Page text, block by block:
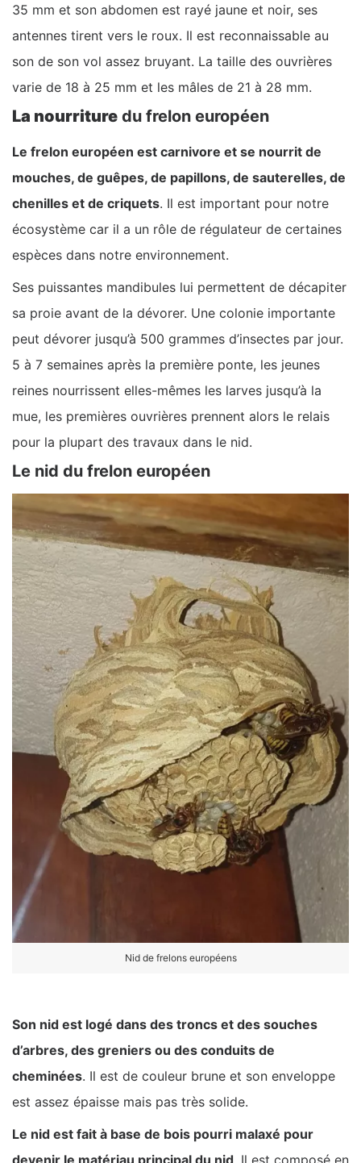
35 mm et son abdomen est rayé jaune et noir, ses
antennes tirent vers le roux. Il est reconnaissable au
son de son vol assez bruyant. La taille des ouvrières
varie de 18 à 25 mm et les mâles de 21 à 28 mm.
La nourriture du frelon européen
Le frelon européen est carnivore et se nourrit de
mouches, de guêpes, de papillons, de sauterelles, de
chenilles et de criquets. Il est important pour notre
écosystème car il a un rôle de régulateur de certaines
espèces dans notre environnement.
Ses puissantes mandibules lui permettent de décapiter
sa proie avant de la dévorer. Une colonie importante
peut dévorer jusqu’à 500 grammes d’insectes par jour.
5 à 7 semaines après la première ponte, les jeunes
reines nourrissent elles-mêmes les larves jusqu’à la
mue, les premières ouvrières prennent alors le relais
pour la plupart des travaux dans le nid.
Le nid du frelon européen
Nid de frelons européens
Son nid est logé dans des troncs et des souches
d’arbres, des greniers ou des conduits de
cheminées. Il est de couleur brune et son enveloppe
est assez épaisse mais pas très solide.
Le nid est fait à base de bois pourri malaxé pour
devenir le matériau principal du nid . Il est composé en